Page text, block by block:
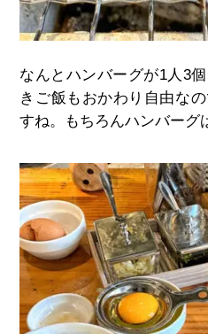
なんとハンバーグが1人 3
きご飯もおかわり自由な
すね。もちろんハンバーグ